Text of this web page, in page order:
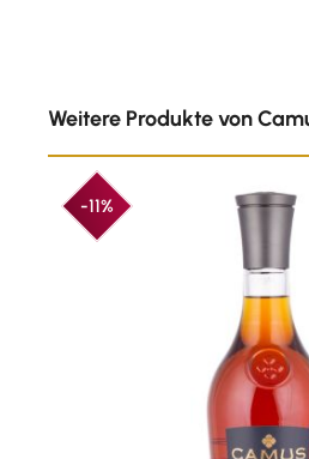
Weitere Produkte von
-11%